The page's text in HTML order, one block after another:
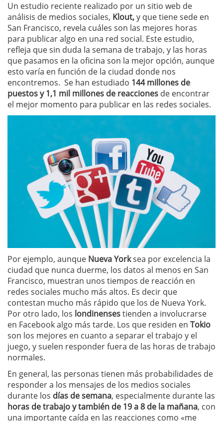
Un estudio reciente realizado por un sitio web de
análisis de medios sociales, Klout,y que tiene sede en
San Francisco, revela cuáles son las mejores horas
para publicar algo en una red social. Este estudio,
refleja que sin duda la semana de trabajo, y las horas
que pasamos en la oficina son la mejor opción, aunque
esto varía en función de la ciudad donde nos
encontremos. Se han estudiado 144 millones de
puestos y 1,1 mil millones de reacciones de encontrar
el mejor momento para publicar en las redes sociales.
Por ejemplo, aunque Nueva Yorksea por excelencia la
ciudad que nunca duerme, los datos al menos en San
Francisco, muestran unos tiempos de reacción en
redes sociales mucho más altos. Es decir que
contestan mucho más rápido que los de Nueva York.
Por otro lado, los londinensestienden a involucrarse
en Facebook algo más tarde. Los que residen en Tokio
son los mejores en cuanto a separar el trabajo y el
juego, y suelen responder fuera de las horas de trabajo
normales.
En general, las personas tienen más probabilidades de
responder a los mensajes de los medios sociales
durante los días de semana, especialmente durante las
horas de trabajo y también de 19 a 8 de la mañana, con
una importante caída en las reacciones como «me